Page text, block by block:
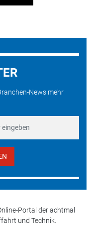
News mehr
Portal der achtmal
und Technik.